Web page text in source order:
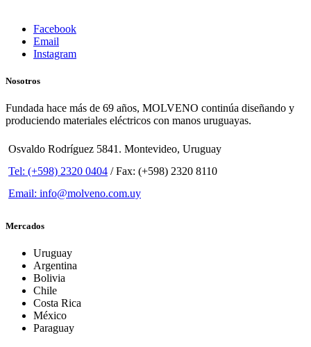
Facebook
Email
Instagram
Nosotros
Fundada hace más de 69 años, MOLVENO continúa diseñando y
produciendo materiales eléctricos con manos uruguayas.
Osvaldo Rodríguez 5841. Montevideo, Uruguay
Tel: (+598) 2320 0404 / Fax: (+598) 2320 8110
Email: info@molveno.com.uy
Mercados
Uruguay
Argentina
Bolivia
Chile
Costa Rica
México
Paraguay